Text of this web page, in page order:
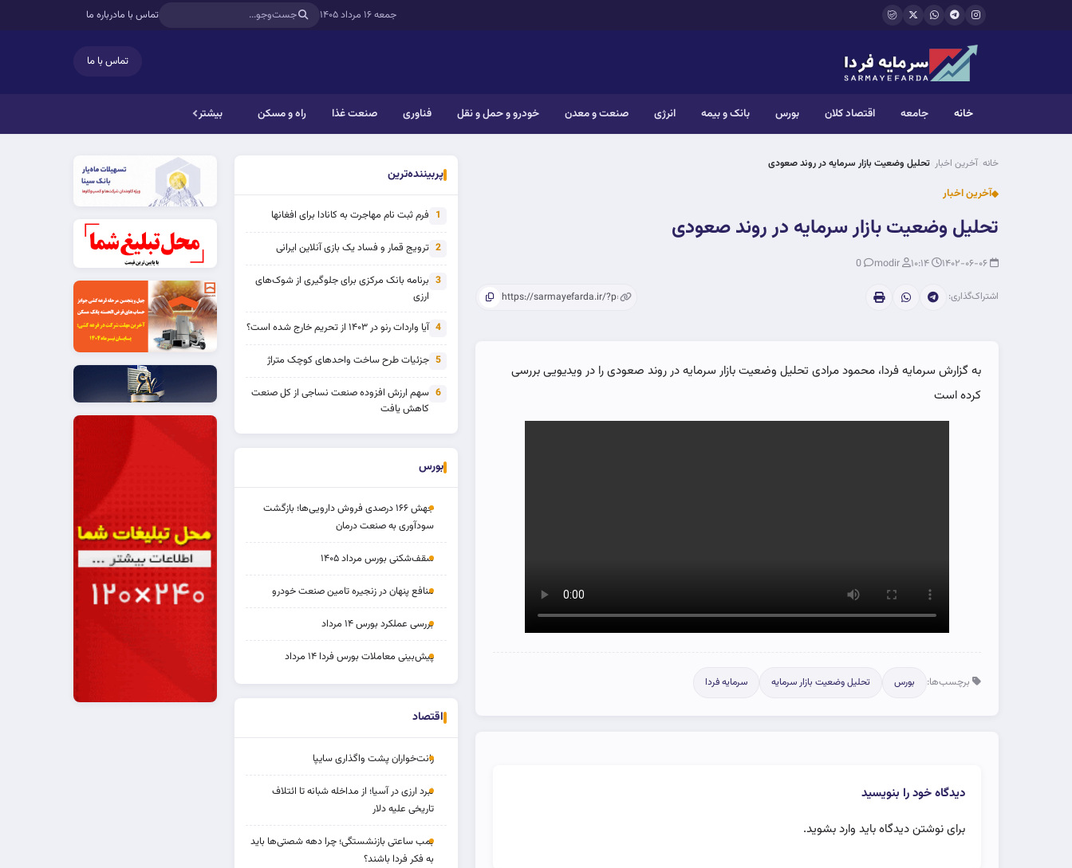
رفتن به محتوای اصلی جمعه ۱۶ مرداد ۱۴۰۵ تماس با مادرباره ما
تماس با ما
خانه جامعه اقتصاد کلان بورس بانک و بیمه انرژی صنعت و معدن خودرو و حمل و نقل فناوری صنعت غذا راه و مسکن بیشتر
خانه آخرین اخبار تحلیل وضعیت بازار سرمایه در روند صعودی
آخرین اخبار
تحلیل وضعیت بازار سرمایه در روند صعودی
اشتراک‌گذاری:
به گزارش سرمایه فردا، محمود مرادی تحلیل وضعیت بازار سرمایه در روند صعودی را در ویدیویی بررسی
کرده است
برچسب‌ها: بورس تحلیل وضعیت بازار سرمایه سرمایه فردا
دیدگاه خود را بنویسید
برای نوشتن دیدگاه باید وارد بشوید.
پربیننده‌ترین
1 فرم ثبت نام مهاجرت به کانادا برای افغانها
2 ترویج قمار و فساد یک بازی آنلاین ایرانی
3 برنامه بانک مرکزی برای جلوگیری از شوک‌های
ارزی
4 آیا واردات رنو در ۱۴۰۳ از تحریم خارج شده است؟
5 جزئیات طرح ساخت واحدهای کوچک متراژ
6 سهم ارزش افزوده صنعت نساجی از کل صنعت
کاهش یافت
بورس
جهش ۱۶۶ درصدی فروش دارویی‌ها؛ بازگشت
سودآوری به صنعت درمان
سقف‌شکنی بورس مرداد ۱۴۰۵
منافع پنهان در زنجیره تامین صنعت خودرو
بررسی عملکرد بورس ۱۴ مرداد
پیش‌بینی معاملات بورس فردا ۱۴ مرداد
اقتصاد
رانت‌خواران پشت واگذاری سایپا
نبرد ارزی در آسیا؛ از مداخله‌ شبانه تا ائتلاف
تاریخی علیه دلار
بمب ساعتی بازنشستگی؛ چرا دهه شصتی‌ها باید
به فکر فردا باشند؟